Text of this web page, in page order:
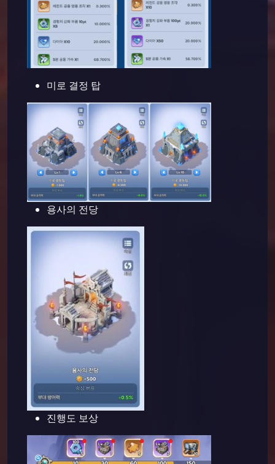
미로 결정 탑
용사의 전당
진행도 보상